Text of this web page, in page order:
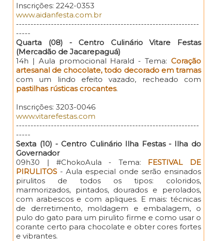
Inscrições: 2242-0353
www.aidanfesta.com.br
---------------------------------------------------------------
-----
Quarta (08) - Centro Culinário Vitare Festas
(Mercadão de Jacarepaguá)
14h | Aula promocional Harald - Tema: Coração
artesanal de chocolate, todo decorado em tramas
com um lindo efeito vazado, recheado com
pastilhas rústicas crocantes.
Inscrições: 3203-0046
www.vitarefestas.com
---------------------------------------------------------------
-----
Sexta (10) - Centro Culinário Ilha Festas - Ilha do
Governador
09h30 | #ChokoAula - Tema: FESTIVAL DE
PIRULITOS - Aula especial onde serão ensinados
pirulitos de todos os tipos: coloridos,
marmorizados, pintados, dourados e perolados,
com arabescos e com apliques. E mais: técnicas
de derretimento, moldagem e embalagem, o
pulo do gato para um pirulito firme e como usar o
corante certo para chocolate e obter cores fortes
e vibrantes.